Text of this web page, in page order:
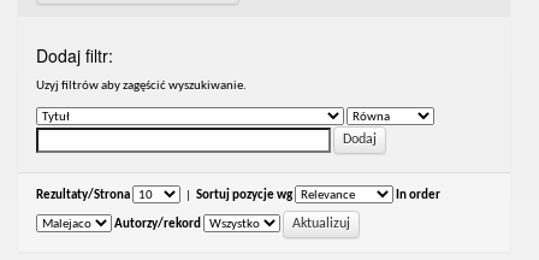
Dodaj filtr:
Uzyj filtrów aby zagęścić wyszukiwanie.
Rezultaty/Strona Sortuj pozycje wg In order
Autorzy/rekord